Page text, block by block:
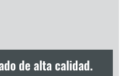
de alta calidad.